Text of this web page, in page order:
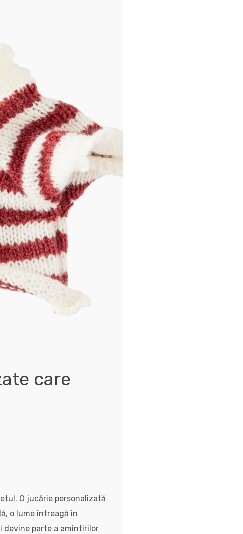
care
O jucărie personalizată
o lume întreagă în
devine parte a amintirilor